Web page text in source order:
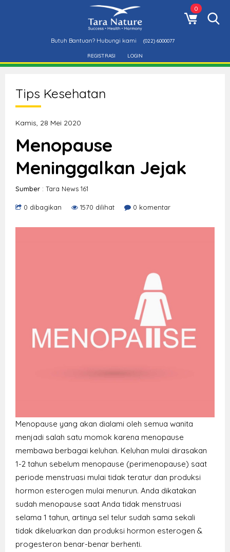
0
Butuh Bantuan? Hubungi kami (022) 6000077
REGISTRASI LOGIN
Tips Kesehatan
Kamis, 28 Mei 2020
Menopause
Meninggalkan Jejak
Sumber : Tara News 161
0 dibagikan 1570 dilihat 0 komentar
Menopause yang akan dialami oleh semua wanita
menjadi salah satu momok karena menopause
membawa berbagai keluhan. Keluhan mulai dirasakan
1-2 tahun sebelum menopause (perimenopause) saat
periode menstruasi mulai tidak teratur dan produksi
hormon esterogen mulai menurun. Anda dikatakan
sudah menopause saat Anda tidak menstruasi
selama 1 tahun, artinya sel telur sudah sama sekali
tidak dikeluarkan dan produksi hormon esterogen &
progesteron benar-benar berhenti.